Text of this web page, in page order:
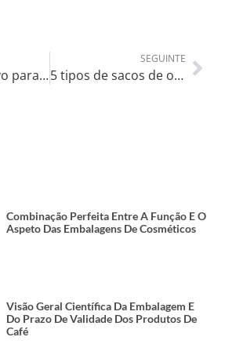
O guia definitivo para a embalagem em caixa de lata dos seus produtos
SEGUINTE
5 tipos de sacos de oferta de papel: Qual é o melhor para o seu presente?
Combinação Perfeita Entre A Função E O
Aspeto Das Embalagens De Cosméticos
Visão Geral Científica Da Embalagem E
Do Prazo De Validade Dos Produtos De
Café